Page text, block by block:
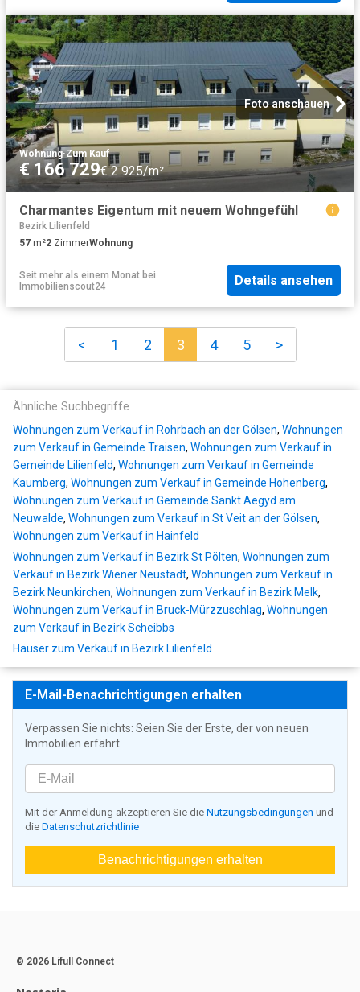
Foto anschauen
Wohnung·Zum Kauf
€ 166 729€ 2 925/m²
Charmantes Eigentum mit neuem Wohngefühl
Bezirk Lilienfeld
57 m²2 ZimmerWohnung
Seit mehr als einem Monat bei
Immobilienscout24
Details ansehen
< 1 2 3 4 5 >
Ähnliche Suchbegriffe
Wohnungen zum Verkauf in Rohrbach an der Gölsen, Wohnungen
zum Verkauf in Gemeinde Traisen, Wohnungen zum Verkauf in
Gemeinde Lilienfeld, Wohnungen zum Verkauf in Gemeinde
Kaumberg, Wohnungen zum Verkauf in Gemeinde Hohenberg,
Wohnungen zum Verkauf in Gemeinde Sankt Aegyd am
Neuwalde, Wohnungen zum Verkauf in St Veit an der Gölsen,
Wohnungen zum Verkauf in Hainfeld
Wohnungen zum Verkauf in Bezirk St Pölten, Wohnungen zum
Verkauf in Bezirk Wiener Neustadt, Wohnungen zum Verkauf in
Bezirk Neunkirchen, Wohnungen zum Verkauf in Bezirk Melk,
Wohnungen zum Verkauf in Bruck-Mürzzuschlag, Wohnungen
zum Verkauf in Bezirk Scheibbs
Häuser zum Verkauf in Bezirk Lilienfeld
E-Mail-Benachrichtigungen erhalten
Verpassen Sie nichts: Seien Sie der Erste, der von neuen
Immobilien erfährt
Mit der Anmeldung akzeptieren Sie die Nutzungsbedingungen und
die Datenschutzrichtlinie
Benachrichtigungen erhalten
© 2026 Lifull Connect